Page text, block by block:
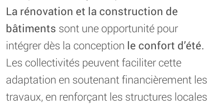
La rénovation et la construction de
bâtiments sont une opportunité pour
intégrer dès la conception le confort d’été.
Les collectivités peuvent faciliter cette
adaptation en soutenant financièrement les
travaux, en renforçant les structures locales